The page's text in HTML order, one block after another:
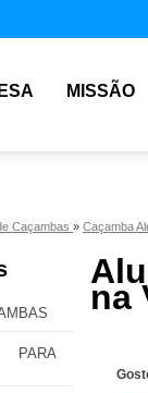
MISSÃO
Caçambas » Caçamba
na